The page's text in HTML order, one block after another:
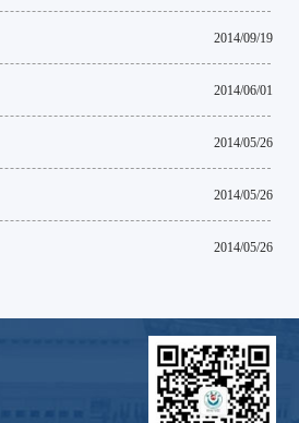
2014/09/19
2014/06/01
2014/05/26
2014/05/26
2014/05/26